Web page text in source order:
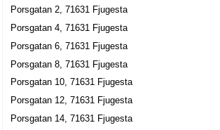
Porsgatan 2, 71631 Fjugesta
Porsgatan 4, 71631 Fjugesta
Porsgatan 6, 71631 Fjugesta
Porsgatan 8, 71631 Fjugesta
Porsgatan 10, 71631 Fjugesta
Porsgatan 12, 71631 Fjugesta
Porsgatan 14, 71631 Fjugesta